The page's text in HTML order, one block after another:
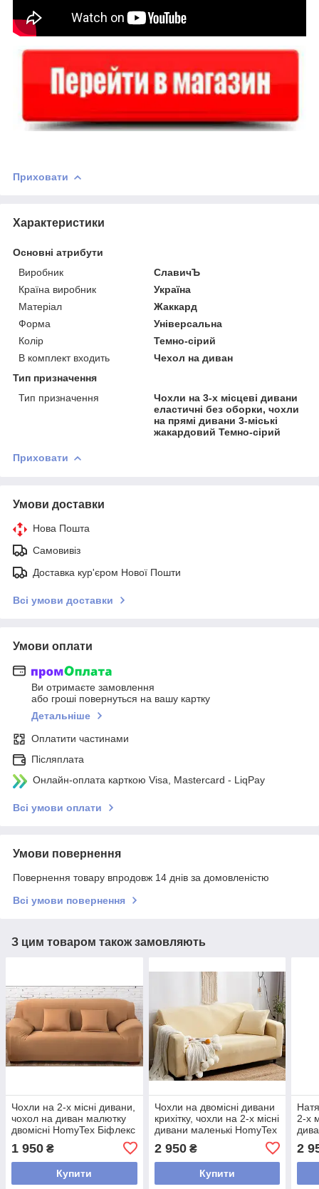
Приховати
Характеристики
Основні атрибути
Виробник
СлавичЪ
Країна виробник
Україна
Матеріал
Жаккард
Форма
Універсальна
Колір
Темно-сірий
В комплект входить
Чехол на диван
Тип призначення
Тип призначення
Чохли на 3-х місцеві дивани
еластичні без оборки, чохли
на прямі дивани 3-міські
жакардовий Темно-сірий
Приховати
Умови доставки
Нова Пошта
Самовивіз
Доставка кур'єром Нової Пошти
Всі умови доставки
Умови оплати
Ви отримаєте замовлення
або гроші повернуться на вашу картку
Детальніше
Оплатити частинами
Післяплата
Онлайн-оплата карткою Visa, Mastercard - LiqPay
Всі умови оплати
Умови повернення
Повернення товару впродовж 14 днів за домовленістю
Всі умови повернення
З цим товаром також замовляють
Чохли на 2-х місні дивани,
чохол на диван малютку
двомісні HomyTex Біфлекс
1 950 ₴
Купити
Чохли на двомісні дивани
крихітку, чохли на 2-х місні
дивани маленькі HomyTex
Бежевий
2 950₴
Купити
2-х
2